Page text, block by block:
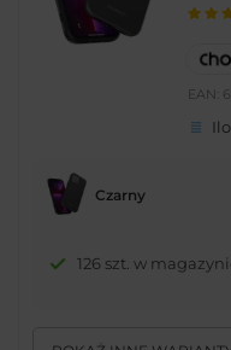
EAN:
Czarny
126 szt. w